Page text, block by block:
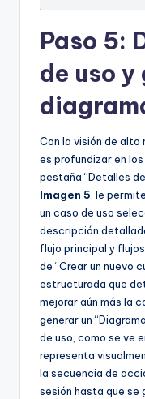
Paso 5:
de uso
Con la visión de
es profundizar en
pestaña “Detalles
Imagen 5 , le
un caso de uso
descripción
flujo principal y
de “Crear un nuevo
estructurada que
mejorar aún más la
generar un
de uso, como se ve
representa
la secuencia de
sesión hasta que se